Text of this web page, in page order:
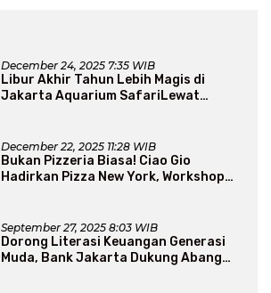
December 24, 2025 7:35 WIB
Libur Akhir Tahun Lebih Magis di
Jakarta Aquarium SafariLewat
December 22, 2025 11:28 WIB
Bukan Pizzeria Biasa! Ciao Gio
Hadirkan Pizza New York, Workshop
September 27, 2025 8:03 WIB
Dorong Literasi Keuangan Generasi
Muda, Bank Jakarta Dukung Abang